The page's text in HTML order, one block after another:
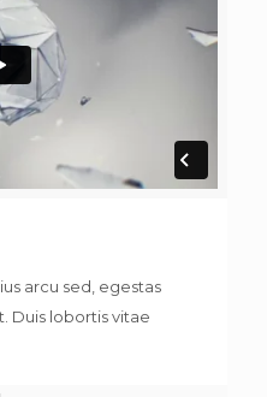
arcu sed, egestas
Duis lobortis vitae